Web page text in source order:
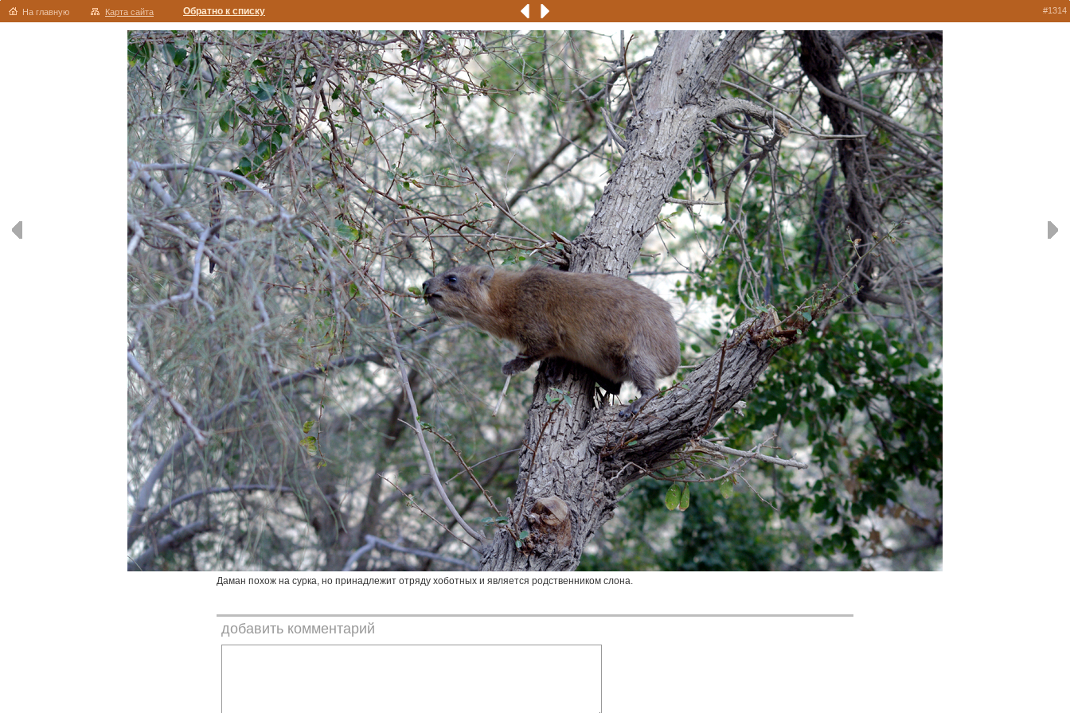
На главную Карта сайта Обратно к списку #1314
Даман похож на сурка, но принадлежит отряду хоботных и является родственником слона.
добавить комментарий